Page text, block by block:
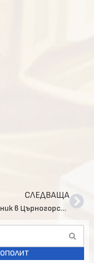
СЛЕДВАЩА
Празник в Църногорския манастир